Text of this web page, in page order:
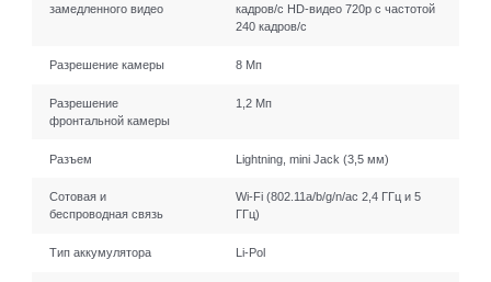
замедленного видео
кадров/ с HD-видео 720р с частотой
240 кадров/ с
Разрешение камеры 8 Мп
Разрешение
фронтальной камеры
1,2 Мп
Разъем Lightning, mini Jack (3,5 мм)
Сотовая и
беспроводная связь
Wi-Fi (802.11a/​b/​g/​n/​ac 2,4 ГГц и 5
ГГц)
Тип аккумулятора Li-Pol